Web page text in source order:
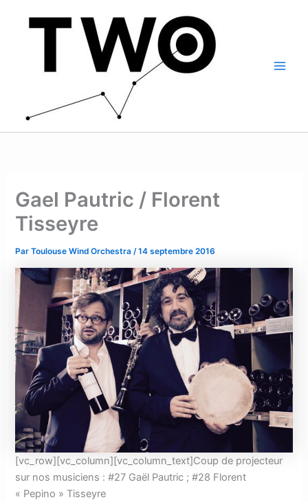
Gael Pautric / Florent
Tisseyre
ParToulouse Wind Orchestra/14 septembre 2016
[vc_row][vc_column][vc_column_text]Coup de projecteur
sur nos musiciens : #27 Gaël Pautric ; #28 Florent
« Pepino » Tisseyre